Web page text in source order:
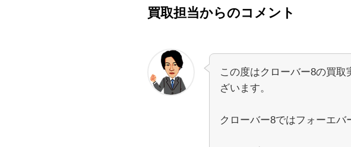
買取担当からのコメント
この度はクローバー8の買
ざいます。
クローバー8ではフォーエバ